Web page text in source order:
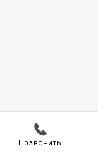
Позвонить